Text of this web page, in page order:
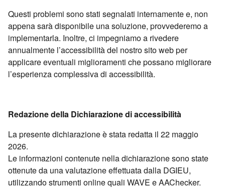
Questi problemi sono stati segnalati internamente e, non
appena sarà disponibile una soluzione, provvederemo a
implementarla. Inoltre, ci impegniamo a rivedere
annualmente l’accessibilità del nostro sito web per
applicare eventuali miglioramenti che possano migliorare
l’esperienza complessiva di accessibilità.
Redazione della Dichiarazione di accessibilità
La presente dichiarazione è stata redatta il 22 maggio
2026.
Le informazioni contenute nella dichiarazione sono state
ottenute da una valutazione effettuata dalla DGIEU,
utilizzando strumenti online quali WAVE e AAChecker.